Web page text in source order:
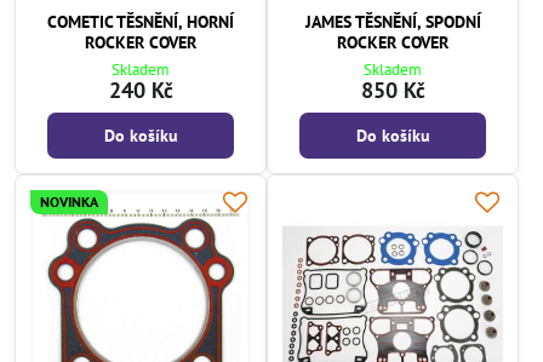
COMETIC TĚSNĚNÍ, HORNÍ
ROCKER COVER
Skladem
240 Kč
Do košíku
JAMES TĚSNĚNÍ, SPODNÍ
ROCKER COVER
Skladem
850 Kč
Do košíku
NOVINKA